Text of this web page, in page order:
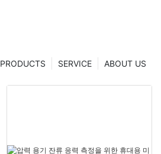
ABOUT US
SERVICE
PRODUCTS